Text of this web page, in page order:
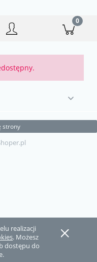
realizacji
. Możesz
dostępu do
strony